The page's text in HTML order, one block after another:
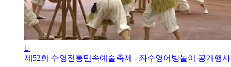
제52회 수영전통민속예술축제 - 좌수영어방놀이 공개행사